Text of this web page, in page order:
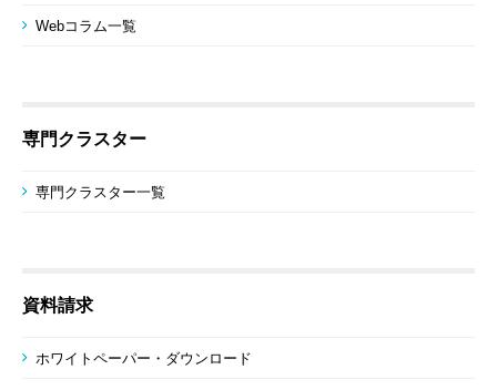
Webコラム一覧
専門クラスター
専門クラスター一覧
資料請求
ホワイトペーパー・ダウンロード